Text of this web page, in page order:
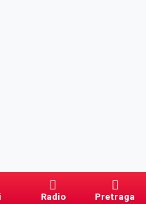
Radio Pretraga